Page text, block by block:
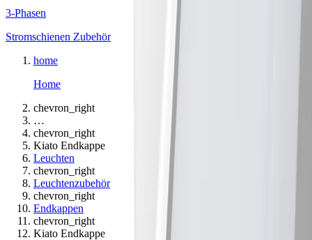
3-Phasen
Stromschienen Zubehör
home
Home
chevron_right
…
chevron_right
Kiato Endkappe
Leuchten
chevron_right
Leuchtenzubehör
chevron_right
Endkappen
chevron_right
Kiato Endkappe